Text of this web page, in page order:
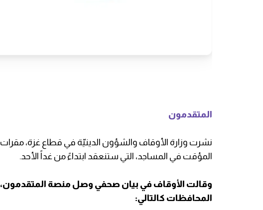
المتقدمون
نشرت وزارة الأوقاف والشؤون الدينيّة في قطاع غزة،
المؤقت في المساجد، التي ستنعقد ابتداءً من غداً الأحد.
وقالت الأوقاف في بيان صحفي وصل منصة
المحافظات كالتالي: